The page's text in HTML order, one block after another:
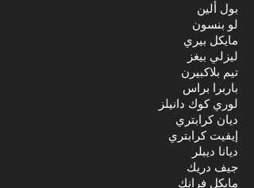
بول ألين
لو بنسون
مايكل بيري
ليزلي بيغز
تيم بلاكبيرن
باربرا براس
لوري كوك دانيلز
ديان كرابتري
إيفيت كرابتري
ديانا ديبلر
جيف دريك
مايكل فرانك